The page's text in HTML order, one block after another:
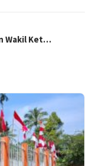
Wakil Ket…